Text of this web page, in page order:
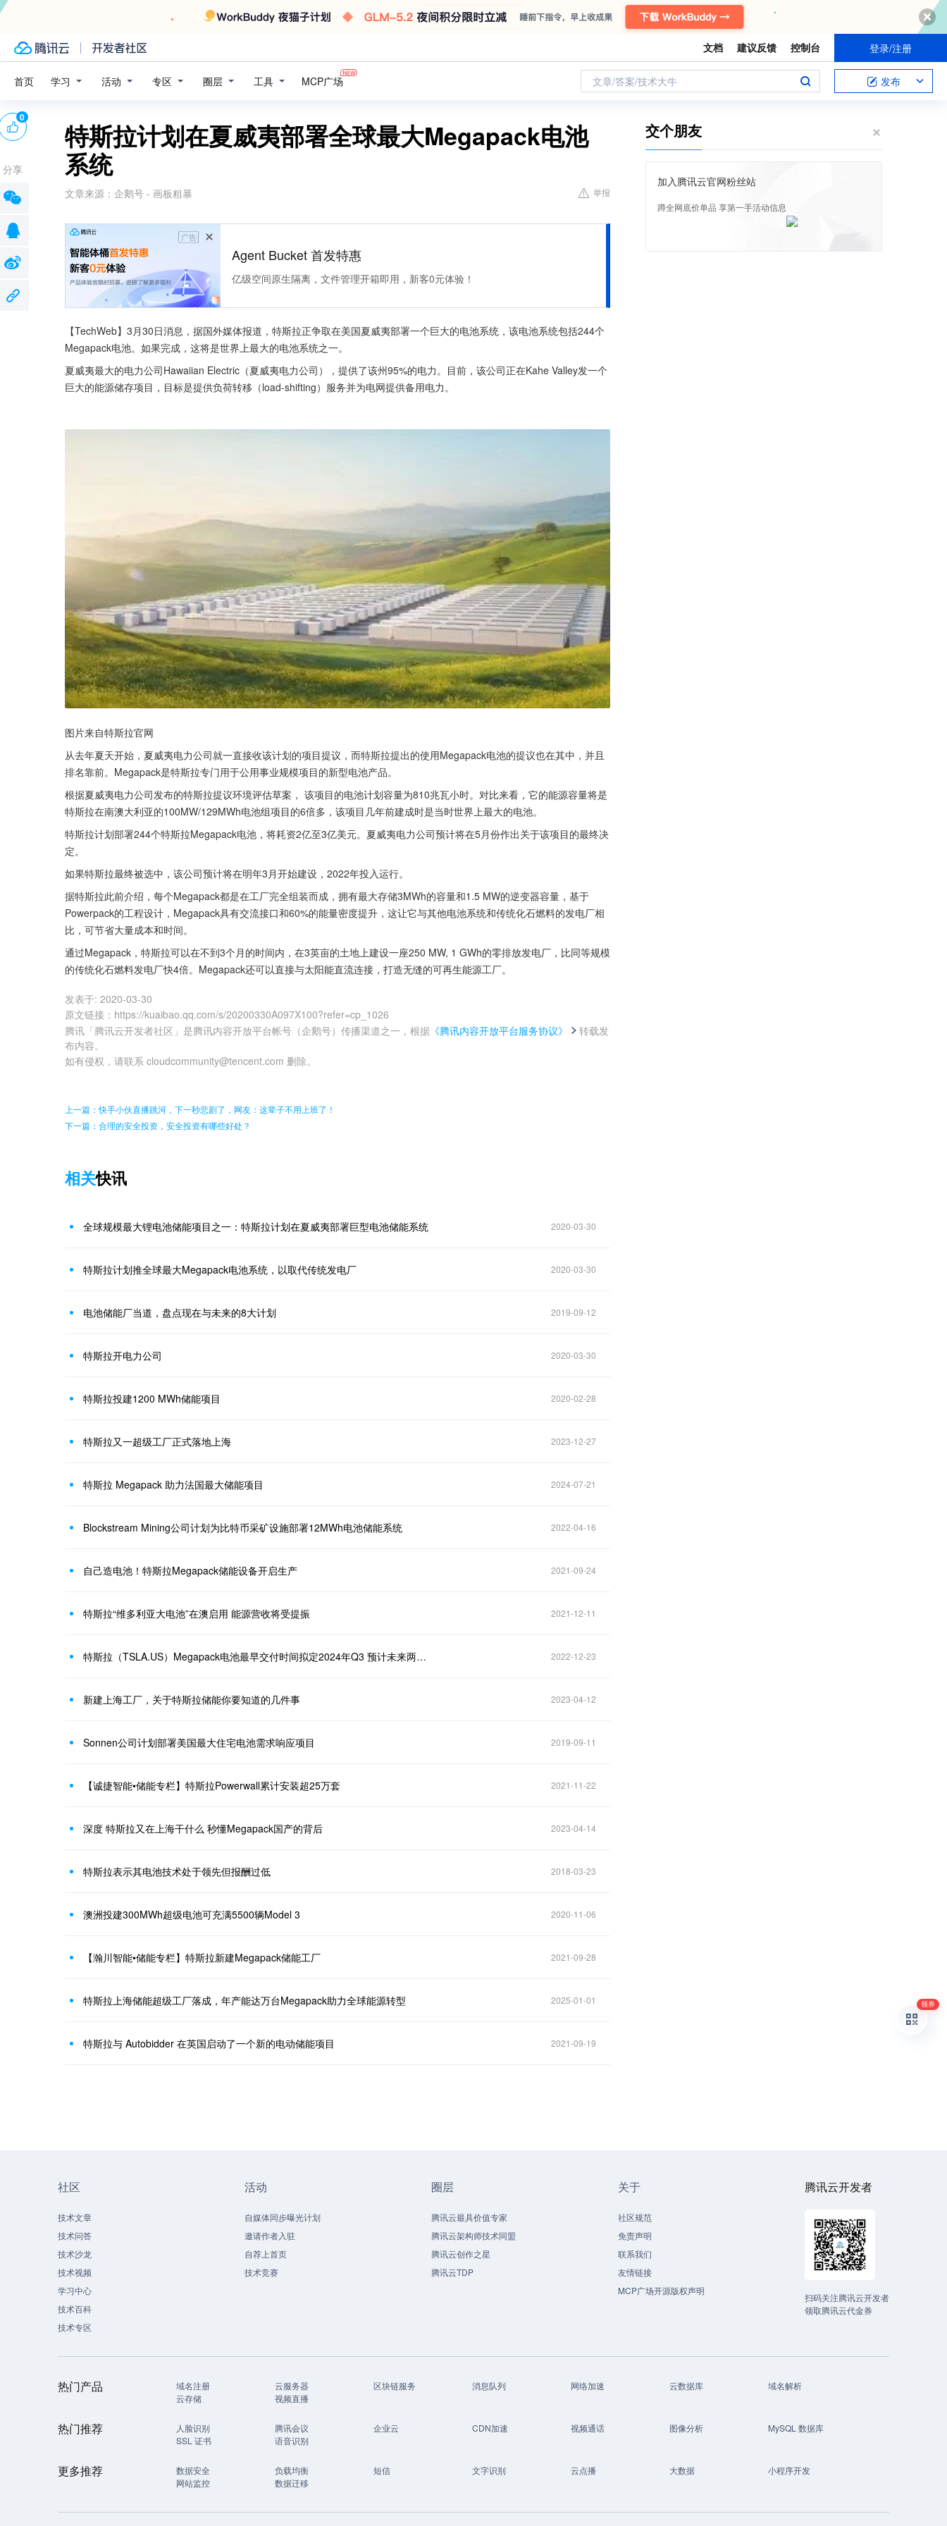
文档 建议反馈 控制台 登录/注册
首页 学习 活动 专区 圈层 工具 MCP广场 文章/答案/技术大牛 发布
特斯拉计划在夏威夷部署全球最大Megapack电池
系统
文章来源： 企鹅号 - 画板粗暴 举报
广告
Agent Bucket 首发特惠
亿级空间原生隔离，文件管理开箱即用，新客0元体验！
【TechWeb】3月30日消息，据国外媒体报道，特斯拉正争取在美国夏威夷部署一个巨大的电池系统，该电池系统包括244个
Megapack电池。如果完成，这将是世界上最大的电池系统之一。
夏威夷最大的电力公司Hawaiian Electric（夏威夷电力公司），提供了该州95%的电力。目前，该公司正在Kahe Valley发一个
巨大的能源储存项目，目标是提供负荷转移（load-shifting）服务并为电网提供备用电力。
图片来自特斯拉官网
从去年夏天开始，夏威夷电力公司就一直接收该计划的项目提议，而特斯拉提出的使用Megapack电池的提议也在其中，并且
排名靠前。Megapack是特斯拉专门用于公用事业规模项目的新型电池产品。
根据夏威夷电力公司发布的特斯拉提议环境评估草案， 该项目的电池计划容量为810兆瓦小时。对比来看，它的能源容量将是
特斯拉在南澳大利亚的100MW/129MWh电池组项目的6倍多，该项目几年前建成时是当时世界上最大的电池。
特斯拉计划部署244个特斯拉Megapack电池，将耗资2亿至3亿美元。夏威夷电力公司预计将在5月份作出关于该项目的最终决
定。
如果特斯拉最终被选中，该公司预计将在明年3月开始建设，2022年投入运行。
据特斯拉此前介绍，每个Megapack都是在工厂完全组装而成，拥有最大存储3MWh的容量和1.5 MW的逆变器容量，基于
Powerpack的工程设计，Megapack具有交流接口和60%的能量密度提升，这让它与其他电池系统和传统化石燃料的发电厂相
比，可节省大量成本和时间。
通过Megapack，特斯拉可以在不到3个月的时间内，在3英亩的土地上建设一座250 MW, 1 GWh的零排放发电厂，比同等规模
的传统化石燃料发电厂快4倍。Megapack还可以直接与太阳能直流连接，打造无缝的可再生能源工厂。
发表于: 2020-03-30
原文链接 ： https://kuaibao.qq.com/s/20200330A097X100?refer=cp_1026
腾讯「腾讯云开发者社区」是腾讯内容开放平台帐号（企鹅号）传播渠道之一，根据 《腾讯内容开放平台服务协议》
转载发
布内容。
如有侵权，请联系 cloudcommunity@tencent.com 删除。
0
分享
上一篇：快手小伙直播跳河，下一秒悲剧了，网友：这辈子不用上班了！
下一篇：合理的安全投资，安全投资有哪些好处？
相关快讯
全球规模最大锂电池储能项目之一：特斯拉计划在夏威夷部署巨型电池储能系统 2020-03-30
特斯拉计划推全球最大Megapack电池系统，以取代传统发电厂 2020-03-30
电池储能厂当道，盘点现在与未来的8大计划 2019-09-12
特斯拉开电力公司 2020-03-30
特斯拉投建1200 MWh储能项目 2020-02-28
特斯拉又一超级工厂正式落地上海 2023-12-27
特斯拉 Megapack 助力法国最大储能项目 2024-07-21
Blockstream Mining公司计划为比特币采矿设施部署12MWh电池储能系统 2022-04-16
自己造电池！特斯拉Megapack储能设备开启生产 2021-09-24
特斯拉“维多利亚大电池”在澳启用 能源营收将受提振 2021-12-11
特斯拉（TSLA.US）Megapack电池最早交付时间拟定2024年Q3 预计未来两年内将售罄 2022-12-23
新建上海工厂，关于特斯拉储能你要知道的几件事 2023-04-12
Sonnen公司计划部署美国最大住宅电池需求响应项目 2019-09-11
【诚捷智能•储能专栏】特斯拉Powerwall累计安装超25万套 2021-11-22
深度 特斯拉又在上海干什么 秒懂Megapack国产的背后 2023-04-14
特斯拉表示其电池技术处于领先但报酬过低 2018-03-23
澳洲投建300MWh超级电池可充满5500辆Model 3 2020-11-06
【瀚川智能•储能专栏】特斯拉新建Megapack储能工厂 2021-09-28
特斯拉上海储能超级工厂落成，年产能达万台Megapack助力全球能源转型 2025-01-01
特斯拉与 Autobidder 在英国启动了一个新的电动储能项目 2021-09-19
交个朋友
加入腾讯云官网粉丝站
蹲全网底价单品 享第一手活动信息
社区
技术文章
技术问答
技术沙龙
技术视频
学习中心
技术百科
技术专区
活动
自媒体同步曝光计划
邀请作者入驻
自荐上首页
技术竞赛
圈层
腾讯云最具价值专家
腾讯云架构师技术同盟
腾讯云创作之星
腾讯云TDP
关于
社区规范
免责声明
联系我们
友情链接
MCP广场开源版权声明
腾讯云开发者
扫码关注腾讯云开发者
领取腾讯云代金券
热门产品 域名注册 云服务器 区块链服务 消息队列 网络加速 云数据库
域名解析
云存储
视频直播
热门推荐 人脸识别 腾讯会议 企业云 CDN加速 视频通话 图像分析
MySQL 数据库
SSL 证书
语音识别
更多推荐 数据安全 负载均衡 短信 文字识别 云点播 大数据
小程序开发
网站监控
数据迁移
领券